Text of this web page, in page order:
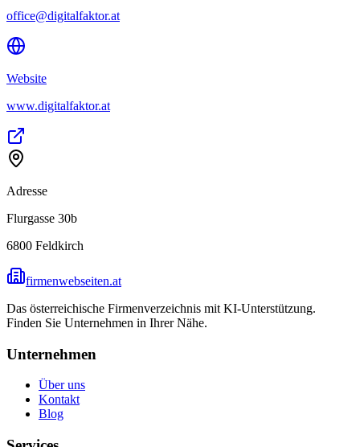
office@digitalfaktor.at
Website
www.digitalfaktor.at
Adresse
Flurgasse 30b
6800 Feldkirch
firmenwebseiten.at
Das österreichische Firmenverzeichnis mit KI-Unterstützung.
Finden Sie Unternehmen in Ihrer Nähe.
Unternehmen
Über uns
Kontakt
Blog